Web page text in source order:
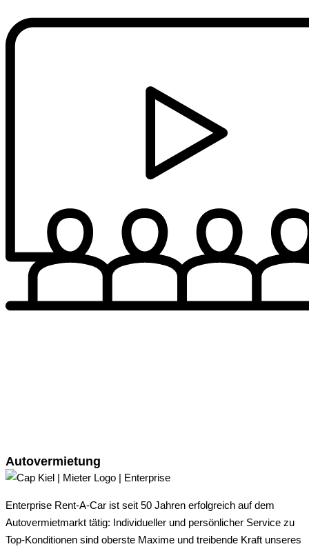
Autovermietung
Enterprise Rent-A-Car ist seit 50 Jahren erfolgreich auf dem
Autovermietmarkt tätig: Individueller und persönlicher Service zu
Top-Konditionen sind oberste Maxime und treibende Kraft unseres